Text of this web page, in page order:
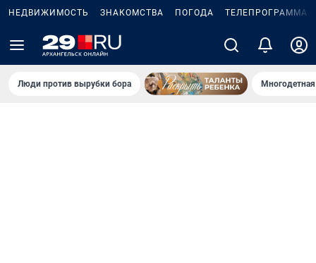
НЕДВИЖИМОСТЬ ЗНАКОМСТВА ПОГОДА ТЕЛЕПРОГРАММА
Люди против вырубки бора